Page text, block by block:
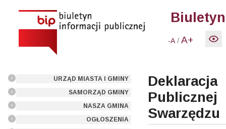
-A /A+
URZĄD MIASTA I GMINY
SAMORZĄD GMINY
NASZA GMINA
OGŁOSZENIA
Swarzędzu